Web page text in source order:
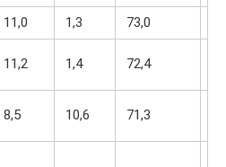
11,0 1,3 73,0
11,2 1,4 72,4
8,5 10,6 71,3